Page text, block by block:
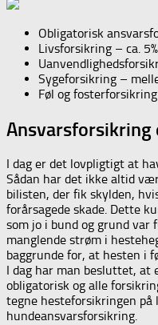
Obligatorisk
Livsforsikring – ca.
Sygeforsikring –
Føl og
I dag er det lovpligtigt at
Sådan har det ikke altid
bilisten, der fik skylden,
forårsagede skade. Dette
som jo i bund og grund
manglende strøm i
baggrunde for, at hesten i
I dag har man besluttet, at
obligatorisk og alle
tegne hesteforsikringen på
hundeansvarsforsikring.